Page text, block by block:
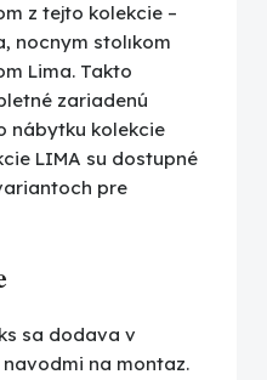
z tejto kolekcie –
nocnym stolıkom
Lima. Takto
zariadenú
nábytku kolekcie
LIMA su dostupné
pre
sa dodava v
na montaz.